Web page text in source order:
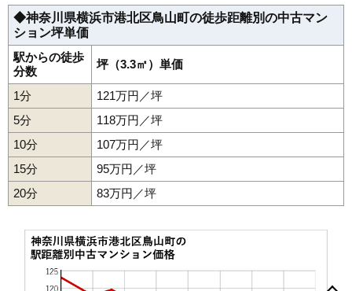
交通 小机駅（14分）、新横浜駅（15分）
相場 1,630万円～1,830万円
(29.1万円/㎡~32.7万円/㎡)
マンションナビで
無料一括査定をする
藤和新横浜コープ
住所 神奈川県横浜市港北区鳥山町
交通 小机駅（13分）
(21.3万円/㎡~25.2万円/㎡)
マンションナビで
◆神奈川県横浜市港北区鳥山町の徒歩距離別の中古マン
ション坪単価
駅からの徒歩
分数
坪（3.3㎡）単価
1分
121万円／坪
5分
118万円／坪
10分
107万円／坪
15分
95万円／坪
20分
83万円／坪